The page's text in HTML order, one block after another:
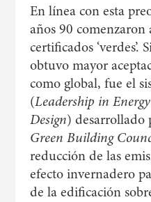
En línea con esta
años 90
certificados ‘verdes’.
obtuvo mayor
como global, fue el
(Leadership in
Design) desarrollado
Green Building
reducción de las
efecto invernadero
de la edificación